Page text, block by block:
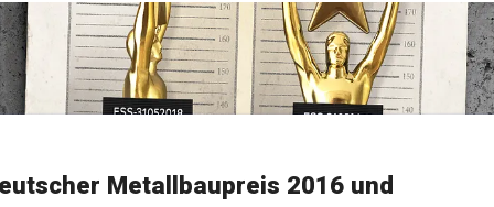
Metallbaupreis 2016 und